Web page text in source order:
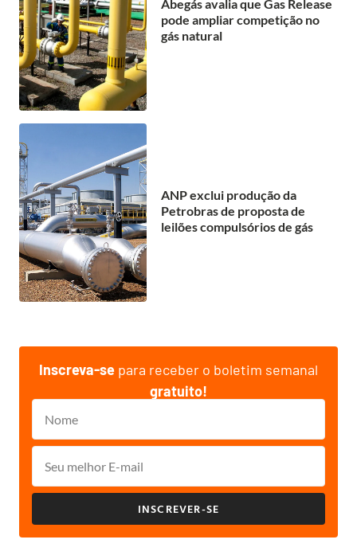
Abegás avalia que Gas Release
pode ampliar competição no
gás natural
ANP exclui produção da
Petrobras de proposta de
leilões compulsórios de gás
Inscreva-se para receber o boletim semanal
gratuito!
INSCREVER-SE